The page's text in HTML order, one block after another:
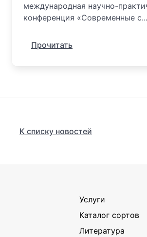
международная научно-
конференция «Современные с...
Прочитать
К списку новостей
Услуги
Каталог сортов
Литература